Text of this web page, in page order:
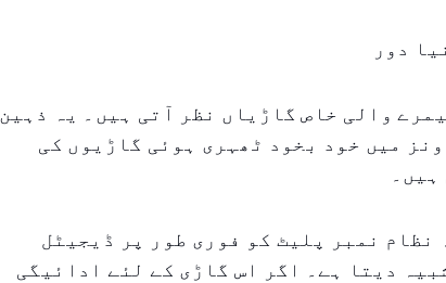
دور
والی خاص گاڑیاں نظر آتی ہیں۔ یہ ذہین
میں خود بخود ٹھہری ہوئی گاڑیوں کی
نظام نمبر پلیٹ کو فوری طور پر ڈیجیٹل
دیتا ہے۔ اگر اس گاڑی کے لئے ادائیگی